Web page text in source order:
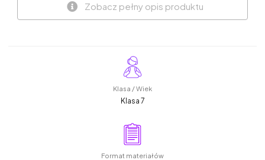
Zobacz pełny opis produktu
Klasa / Wiek
Klasa 7
Format materiałów